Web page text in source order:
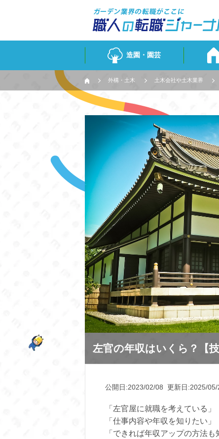
造園・園芸
外構・土木 土木会社や土木業界
左官の年収はいくら？【
公開日:2023/02/08 更新日:2025/05/
「左官屋に就職を考えている」
「仕事内容や年収を知りたい」
「できれば年収アップの方法も